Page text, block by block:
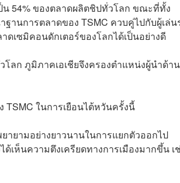
น 54% ของตลาดผลิตชิปทั่วโลก ขณะที่ทั้ง
านการตลาดของ TSMC ควบคู่ไปกับผู้เล่น
เซมิคอนดักเตอร์ของโลกได้เป็นอย่างดี
ลก ภูมิภาคเอเชียจึงครองตำแหน่งผู้นำด้า
ในการเยือนไต้หวันครั้งนี้
ยามอย่างยาวนานในการแยกตัวออกไป
เห็นความตึงเครียดทางการเมืองมากขึ้น เ